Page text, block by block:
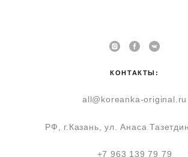
КОНТАКТЫ:
all@koreanka-original.ru
РФ, г.Казань, ул. Анаса
+7 963 139 79 79